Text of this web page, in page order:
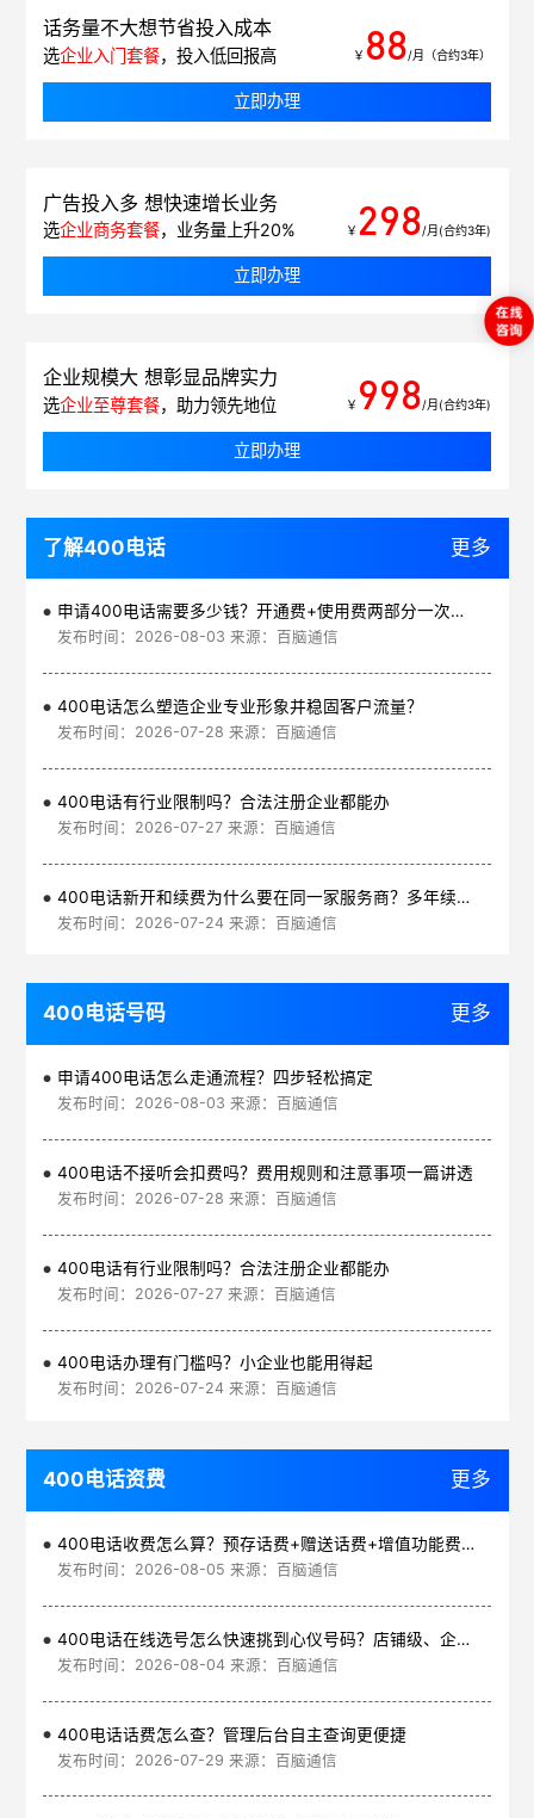
话务量不大想节省投入成本
选企业入门套餐，投入低回报高 ￥ 88/月（合约3年）
立即办理
广告投入多 想快速增长业务
选企业商务套餐，业务量上升20% ￥ 298/月(合约3年)
立即办理
企业规模大 想彰显品牌实力
选企业至尊套餐，助力领先地位 ￥ 998/月(合约3年)
立即办理
了解400电话 更多
申请400电话需要多少钱？开通费+使用费两部分一次讲清
发布时间：2026-08-03 来源：百脑通信
400电话怎么塑造企业专业形象并稳固客户流量？
发布时间：2026-07-28 来源：百脑通信
400电话有行业限制吗？合法注册企业都能办
发布时间：2026-07-27 来源：百脑通信
400电话新开和续费为什么要在同一家服务商？多年续费更划算
发布时间：2026-07-24 来源：百脑通信
400电话号码 更多
申请400电话怎么走通流程？四步轻松搞定
发布时间：2026-08-03 来源：百脑通信
400电话不接听会扣费吗？费用规则和注意事项一篇讲透
发布时间：2026-07-28 来源：百脑通信
400电话有行业限制吗？合法注册企业都能办
发布时间：2026-07-27 来源：百脑通信
400电话办理有门槛吗？小企业也能用得起
发布时间：2026-07-24 来源：百脑通信
400电话资费 更多
400电话收费怎么算？预存话费+赠送话费+增值功能费透明实惠
发布时间：2026-08-05 来源：百脑通信
400电话在线选号怎么快速挑到心仪号码？店铺级、企业级、集团级一次看清
发布时间：2026-08-04 来源：百脑通信
400电话话费怎么查？管理后台自主查询更便捷
发布时间：2026-07-29 来源：百脑通信